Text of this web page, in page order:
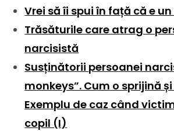
Vrei să îi spui în față că e
Trăsăturile care atrag o
narcisistă
Susținătorii persoanei
monkeys”. Cum o sprijină
Exemplu de caz când
copil (I)